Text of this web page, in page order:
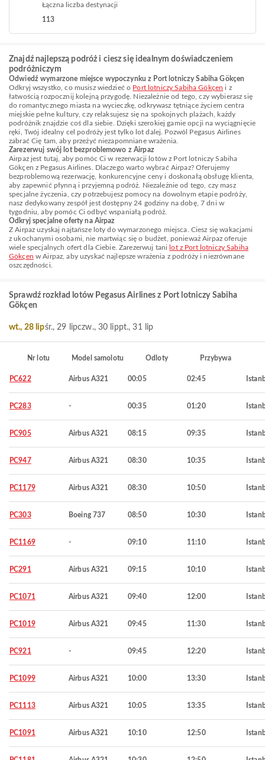
Łączna liczba destynacji
113
Znajdź najlepszą podróż i ciesz się idealnym doświadczeniem
podróżniczym
Odwiedź wymarzone miejsce wypoczynku z Port lotniczy Sabiha Gökçen
Odkryj wszystko, co musisz wiedzieć o Port lotniczy Sabiha Gökçen i z
łatwością rozpocznij kolejną przygodę. Niezależnie od tego, czy wybierasz się
do romantycznego miasta na wycieczkę, odkrywasz tętniące życiem centra
miejskie pełne kultury, czy relaksujesz się na spokojnych plażach, każdy
podróżnik znajdzie coś dla siebie. Dzięki szerokiej gamie opcji na wyciągnięcie
ręki, Twój idealny cel podróży jest tylko lot dalej. Pozwól Pegasus Airlines
zabrać Cię tam, aby przeżyć niezapomniane wrażenia.
Zarezerwuj swój lot bezproblemowo z Airpaz
Airpaz jest tutaj, aby pomóc Ci w rezerwacji lotów z Port lotniczy Sabiha
Gökçen z Pegasus Airlines. Dlaczego warto wybrać Airpaz? Oferujemy
bezproblemową rezerwację, konkurencyjne ceny i doskonałą obsługę klienta,
aby zapewnić płynną i przyjemną podróż. Niezależnie od tego, czy masz
specjalne życzenia, czy potrzebujesz pomocy na dowolnym etapie podróży,
nasz dedykowany zespół jest dostępny 24 godziny na dobę, 7 dni w
tygodniu, aby pomóc Ci odbyć wspaniałą podróż.
Odkryj specjalne oferty na Airpaz
Z Airpaz uzyskaj najtańsze loty do wymarzonego miejsca. Ciesz się wakacjami
z ukochanymi osobami, nie martwiąc się o budżet, ponieważ Airpaz oferuje
wiele specjalnych ofert dla Ciebie. Zarezerwuj tani lot z Port lotniczy Sabiha
Gökçen w Airpaz, aby uzyskać najlepsze wrażenia z podróży i niezrównane
oszczędności.
Sprawdź rozkład lotów Pegasus Airlines z Port lotniczy Sabiha
Gökçen
wt., 28 lipśr., 29 lipczw., 30 lippt., 31 lip
Nr lotu Model samolotu Odloty Przybywa
PC622 Airbus A321 00:05 02:45
PC283 - 00:35 01:20
PC905 Airbus A321 08:15 09:35
PC947 Airbus A321 08:30 10:35
PC1179 Airbus A321 08:30 10:50
PC303 Boeing 737 08:50 10:30
PC1169 - 09:10 11:10
PC291 Airbus A321 09:15 10:10
PC1071 Airbus A321 09:40 12:00
PC1019 Airbus A321 09:45 11:30
PC921 - 09:45 12:20
PC1099 Airbus A321 10:00 13:30
PC1113 Airbus A321 10:05 13:35
PC1091 Airbus A321 10:10 12:50